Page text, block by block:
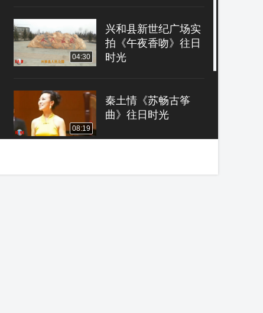
04:30
兴和县新世纪广场实
拍《午夜香吻》往日
时光
08:19
秦土情《苏畅古筝
曲》往日时光
河南平顶山市区街道